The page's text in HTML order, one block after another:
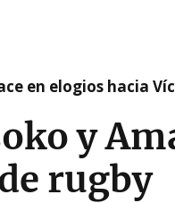
en elogios hacia
y
rugby